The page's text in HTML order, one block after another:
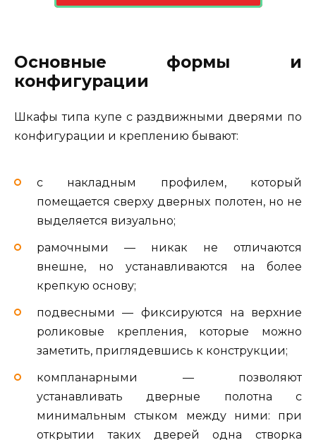
Основные формы и
конфигурации
Шкафы типа купе с раздвижными дверями по
конфигурации и креплению бывают:
с накладным профилем, который
помещается сверху дверных полотен, но не
выделяется визуально;
рамочными — никак не отличаются
внешне, но устанавливаются на более
крепкую основу;
подвесными — фиксируются на верхние
роликовые крепления, которые можно
заметить, приглядевшись к конструкции;
компланарными — позволяют
устанавливать дверные полотна с
минимальным стыком между ними: при
открытии таких дверей одна створка